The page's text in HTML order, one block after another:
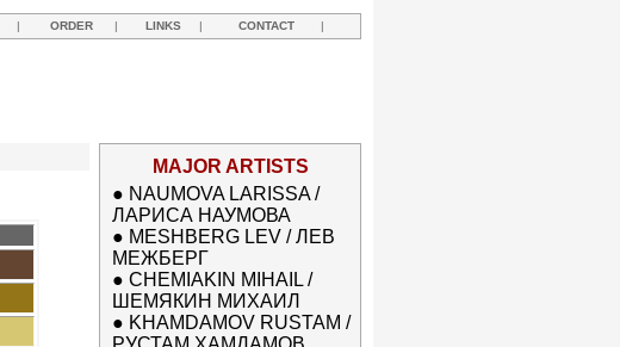
| ORDER | LINKS | CONTACT |
MAJOR ARTISTS
● NAUMOVA LARISSA /
ЛАРИСА НАУМОВА
● MESHBERG LEV / ЛЕВ
МЕЖБЕРГ
● CHEMIAKIN MIHAIL /
ШЕМЯКИН МИХАИЛ
● KHAMDAMOV RUSTAM /